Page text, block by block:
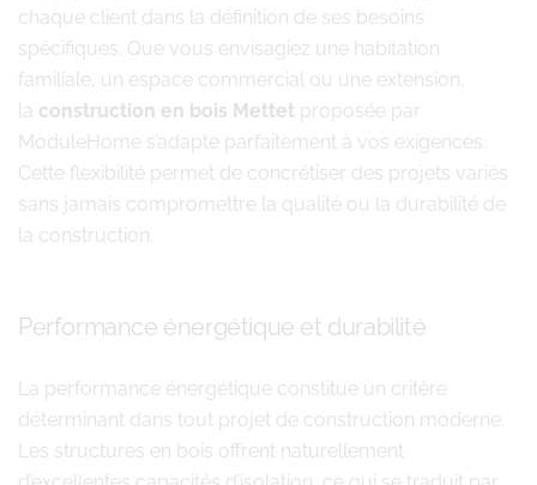
chaque client dans la définition de ses besoins
spécifiques. Que vous envisagiez une habitation
familiale, un espace commercial ou une extension,
la construction en bois Mettet proposée par
ModuleHome s’adapte parfaitement à vos exigences.
Cette flexibilité permet de concrétiser des projets variés
sans jamais compromettre la qualité ou la durabilité de
la construction.
Performance énergétique et durabilité
La performance énergétique constitue un critère
déterminant dans tout projet de construction moderne.
Les structures en bois offrent naturellement